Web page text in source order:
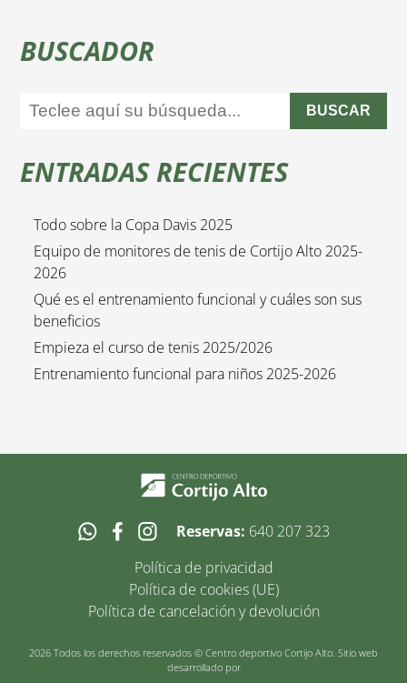
BUSCADOR
BUSCAR
ENTRADAS RECIENTES
Todo sobre la Copa Davis 2025
Equipo de monitores de tenis de Cortijo Alto 2025-
2026
Qué es el entrenamiento funcional y cuáles son sus
beneficios
Empieza el curso de tenis 2025/2026
Entrenamiento funcional para niños 2025-2026
Reservas: 640 207 323
Política de privacidad
Política de cookies (UE)
Política de cancelación y devolución
2026 Todos los derechos reservados © Centro deportivo Cortijo Alto. Sitio web
desarrollado por